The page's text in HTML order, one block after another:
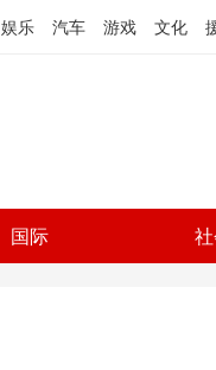
娱乐 汽车 游戏 文化
国际